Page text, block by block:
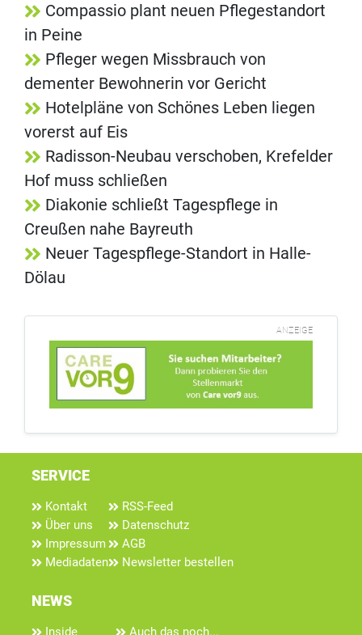
Compassio plant neuen Pflegestandort
in Peine
Pfleger wegen Missbrauch von
dementer Bewohnerin vor Gericht
Hotelpläne von Schönes Leben liegen
vorerst auf Eis
Radisson-Neubau verschoben, Krefelder
Hof muss schließen
Diakonie schließt Tagespflege in
Creußen nahe Bayreuth
Neuer Tagespflege-Standort in Halle-
Dölau
ANZEIGE
SERVICE
Kontakt
Über uns
Impressum
Mediadaten
RSS-Feed
Datenschutz
AGB
Newsletter bestellen
NEWS
Inside Auch das noch...